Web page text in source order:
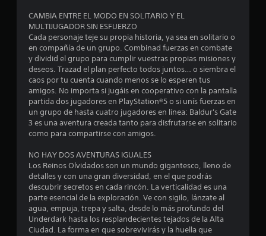
9
e
s
t
r
l
l
a
CAMBIA ENTRE EL MODO EN SOLITARIO Y EL
MULTIJUGADOR SIN ESFUERZO
Cada personaje teje su propia historia, ya sea en solitario o
en compañía de un grupo. Combinad fuerzas en combate
y dividid el grupo para cumplir vuestras propias misiones y
deseos. Trazad el plan perfecto todos juntos… o siembra el
caos por tu cuenta cuando menos se lo esperen tus
amigos. No importa si jugáis en cooperativo con la pantalla
partida dos jugadores en PlayStation®5 o si unís fuerzas en
un grupo de hasta cuatro jugadores en línea: Baldur's Gate
3 es una aventura creada tanto para disfrutarse en solitario
como para compartirse con amigos.
NO HAY DOS AVENTURAS IGUALES
Los Reinos Olvidados son un mundo gigantesco, lleno de
detalles y con una gran diversidad, en el que podrás
descubrir secretos en cada rincón. La verticalidad es una
parte esencial de la exploración. Ve con sigilo, lánzate al
agua, empuja, trepa y salta, desde lo más profundo del
Underdark hasta los resplandecientes tejados de la Alta
Ciudad. La forma en que sobrevivirás y la huella que